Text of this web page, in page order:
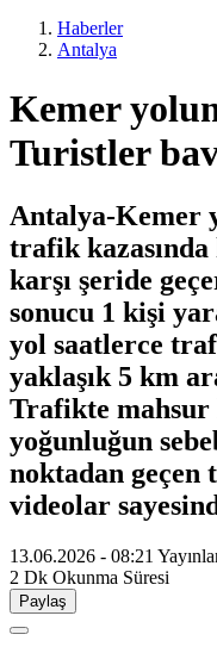
Haberler
Antalya
Kemer
Turistler
Antalya-Kemer
trafik kazasında
karşı şeride
sonucu 1 kişi
yol saatlerce
yaklaşık 5 km
Trafikte mahsur
yoğunluğun
noktadan geçen
videolar
13.06.2026 - 08:21
2 Dk Okunma Süresi
Paylaş